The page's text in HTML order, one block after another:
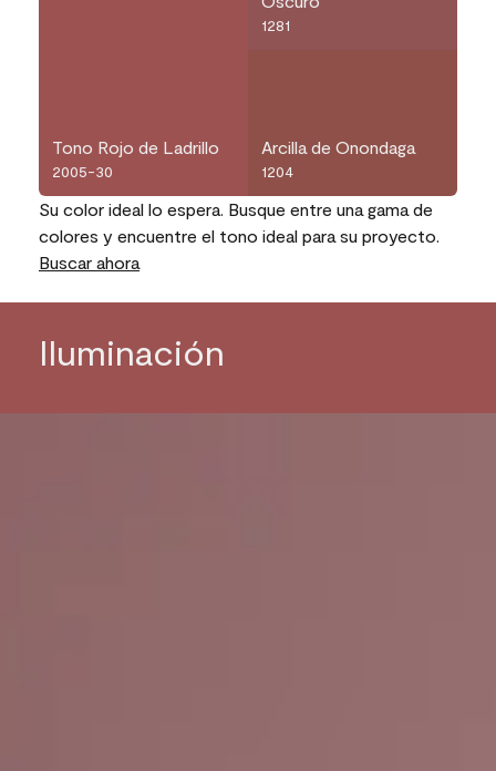
Tono Rojo de Ladrillo
2005-30
1281
Arcilla de Onondaga
1204
Su color ideal lo espera. Busque entre una gama de
colores y encuentre el tono ideal para su proyecto.
Buscar ahora
Iluminación